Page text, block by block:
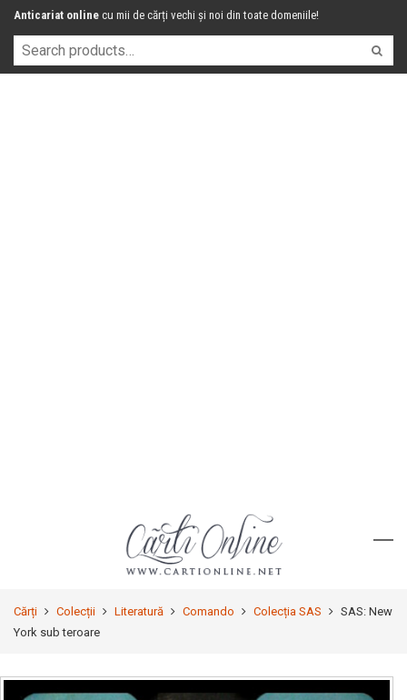
Anticariat online cu mii de cărți vechi și noi din toate domeniile!
Cărți Colecții Literatură Comando Colecția SAS
SAS: New
York sub teroare